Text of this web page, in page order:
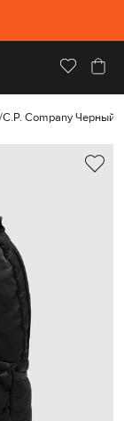
C.P. Company Черный